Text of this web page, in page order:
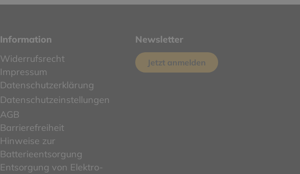
Information
Widerrufsrecht
Impressum
Datenschutzerklärung
Datenschutzeinstellungen
AGB
Barrierefreiheit
Hinweise zur
Batterieentsorgung
Entsorgung von Elektro-
Newsletter
Jetzt anmelden